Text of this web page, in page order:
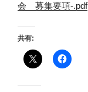
会 募集要項-.pdf
共有: